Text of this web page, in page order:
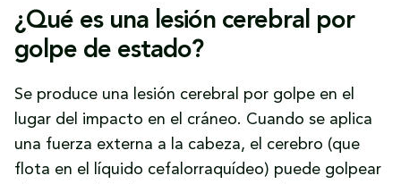
¿Qué es una lesión cerebral por
golpe de estado?
Se produce una lesión cerebral por golpe en el
lugar del impacto en el cráneo. Cuando se aplica
una fuerza externa a la cabeza, el cerebro (que
flota en el líquido cefalorraquídeo) puede golpear